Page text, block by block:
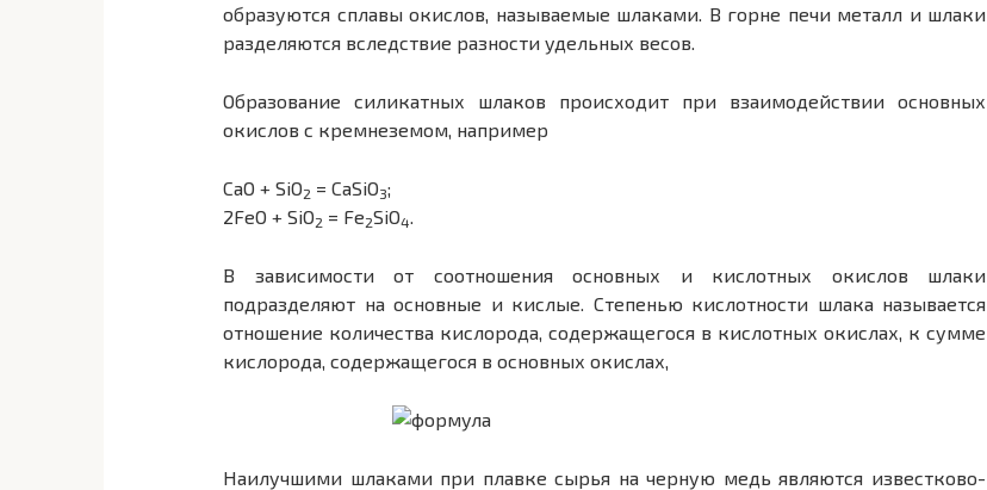
образуются сплавы окислов, называемые шлаками. В горне печи металл и шлаки
разделяются вследствие разности удельных весов.
Образование силикатных шлаков происходит при взаимодействии основных
окислов с кремнеземом, например
CaO + SiO2 = CaSiO3;
2FeO + SiO2 = Fe2SiO4
В зависимости от соотношения основных и кислотных окислов шлаки
подразделяют на основные и кислые. Степенью кислотности шлака называется
отношение количества кислорода, содержащегося в кислотных окислах, к сумме
кислорода, содержащегося в основных окислах,
Наилучшими шлаками при плавке сырья на черную медь являются известково-